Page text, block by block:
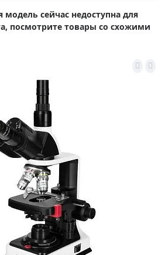
сейчас недоступна для
посмотрите товары со схожими